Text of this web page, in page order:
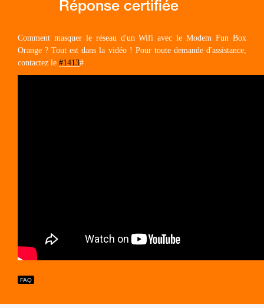
Comment masquer le réseau d'un Wifi avec le Modem Fun Box
Orange ? Tout est dans la vidéo ! Pour toute demande d'assistance,
contactez le #1413#